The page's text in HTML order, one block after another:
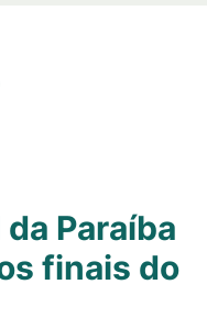
Paraíba
finais do